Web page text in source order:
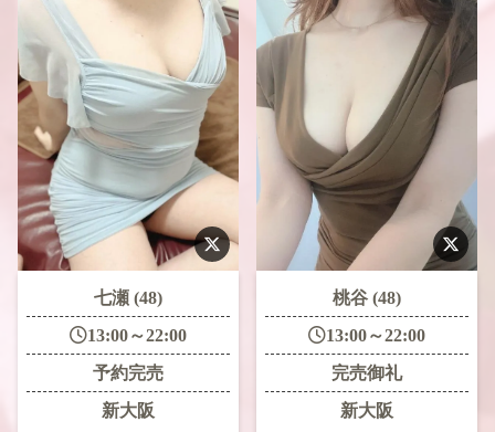
七瀬 (48)
13:00～22:00
予約完売
新大阪
桃谷 (48)
13:00～22:00
完売御礼
新大阪